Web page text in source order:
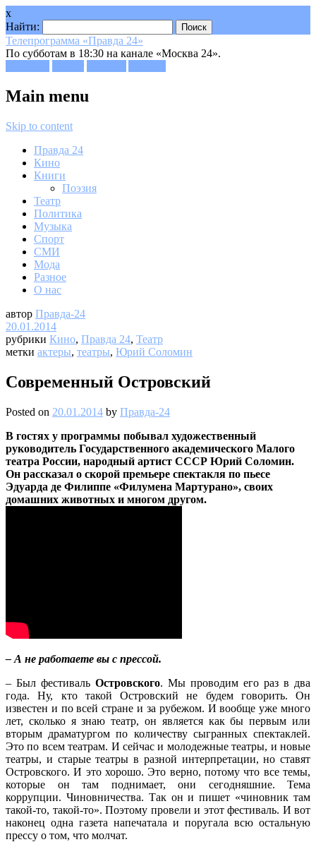
x
Найти:
Телепрограмма «Правда 24»
По субботам в 18:30 на канале «Москва 24».
Main menu
Skip to content
Правда 24
Кино
Книги
Поэзия
Театр
Политика
Музыка
Спорт
СМИ
Мода
Разное
О нас
автор Правда-24
20.01.2014
рубрики Кино, Правда 24, Театр
метки актеры, театры, Юрий Соломин
Современный Островский
Posted on 20.01.2014 by Правда-24
В гостях у программы побывал художественный
руководитель Государственного академического Малого
театра России, народный артист СССР Юрий Соломин.
Он рассказал о скорой премьере спектакля по пьесе
Эдуарда де Филиппе «Филумена Мартурано», своих
домашних животных и многом другом.
– А не работаете вы с прессой.
– Был фестиваль Островского. Мы проводим его раз в два
года. Ну, кто такой Островский не будем говорить. Он
известен и по всей стране и за рубежом. И вообще уже много
лет, сколько я знаю театр, он является как бы первым или
вторым драматургом по количеству сыгранных спектаклей.
Это по всем театрам. И сейчас и молодежные театры, и новые
театры, и старые театры в разной интерпретации, но ставят
Островского. И это хорошо. Это верно, потому что все темы,
которые он там поднимает, они сегодняшние. Тема
коррупции. Чиновничества. Так он и пишет «чиновник там
такой-то, такой-то». Поэтому провели и этот фестиваль. И вот
наконец одна газета напечатала и поругала всю остальную
прессу о том, что молчат.